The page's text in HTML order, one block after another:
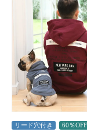
リード穴付き 60％OFF